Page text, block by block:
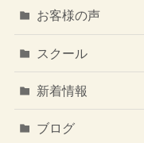
お客様の声
スクール
新着情報
ブログ